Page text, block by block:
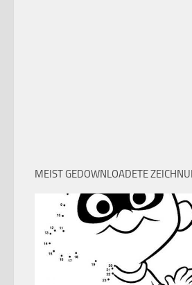
MEIST GEDOWNLOADETE